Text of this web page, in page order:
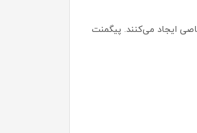
ایجاد می‌کنند. پیگمنت